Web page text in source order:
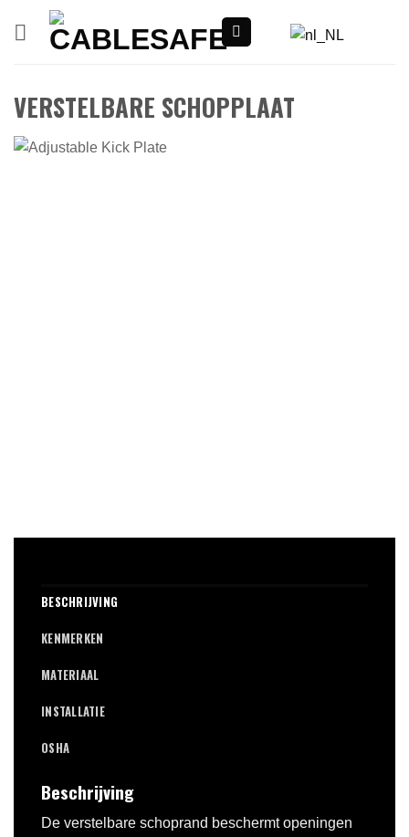
Overslaan
VERSTELBARE SCHOPPLAAT
BESCHRIJVING
KENMERKEN
MATERIAAL
INSTALLATIE
OSHA
Beschrijving
De verstelbare schoprand beschermt openingen